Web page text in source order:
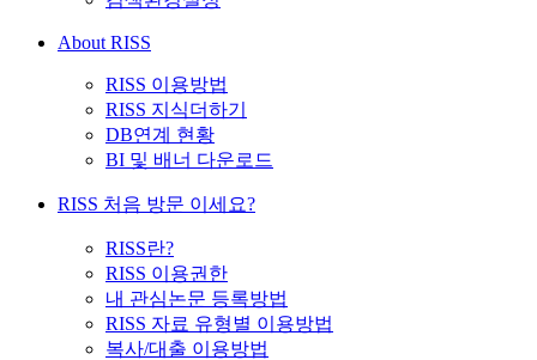
About RISS
RISS 이용방법
RISS 지식더하기
DB연계 현황
BI 및 배너 다운로드
RISS 처음 방문 이세요?
RISS란?
RISS 이용권한
내 관심논문 등록방법
RISS 자료 유형별 이용방법
복사/대출 이용방법